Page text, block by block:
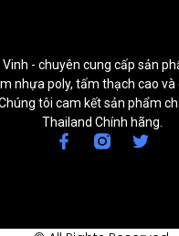
Vinh - chuyên cung cấp sản
nhựa poly, tấm thạch cao và
tôi cam kết sản phẩm
Thailand Chính hãng.